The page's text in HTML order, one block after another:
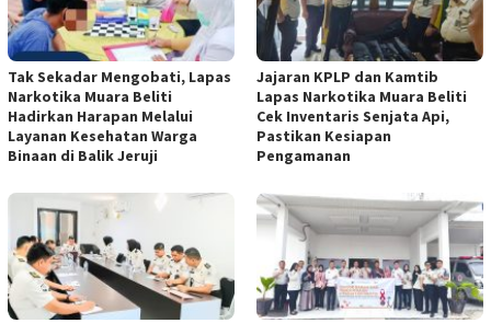
Tak Sekadar Mengobati, Lapas
Narkotika Muara Beliti
Hadirkan Harapan Melalui
Layanan Kesehatan Warga
Binaan di Balik Jeruji
Jajaran KPLP dan Kamtib
Lapas Narkotika Muara Beliti
Cek Inventaris Senjata Api,
Pastikan Kesiapan
Pengamanan